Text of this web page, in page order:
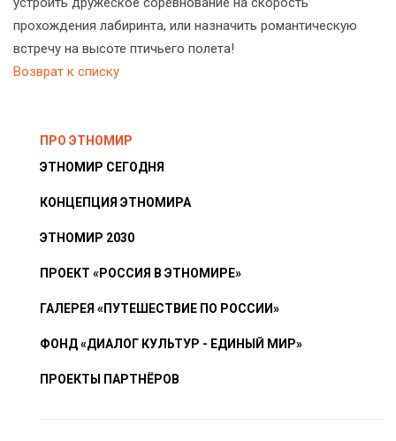
прохождения лабиринта, или назначить романтическую
встречу на высоте птичьего полета!
Возврат к списку
ПРО ЭТНОМИР
ЭТНОМИР СЕГОДНЯ
КОНЦЕПЦИЯ ЭТНОМИРА
ЭТНОМИР 2030
ПРОЕКТ «РОССИЯ В ЭТНОМИРЕ»
ГАЛЕРЕЯ «ПУТЕШЕСТВИЕ ПО РОССИИ»
ФОНД «ДИАЛОГ КУЛЬТУР - ЕДИНЫЙ МИР»
ПРОЕКТЫ ПАРТНЁРОВ